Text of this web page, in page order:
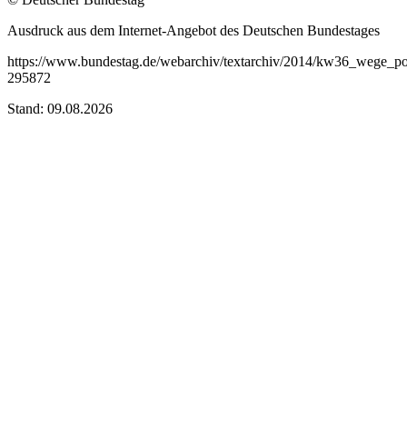
Ausdruck aus dem Internet-Angebot des Deutschen Bundestages
https://www.bundestag.de/webarchiv/textarchiv/2014/
295872
Stand: 09.08.2026